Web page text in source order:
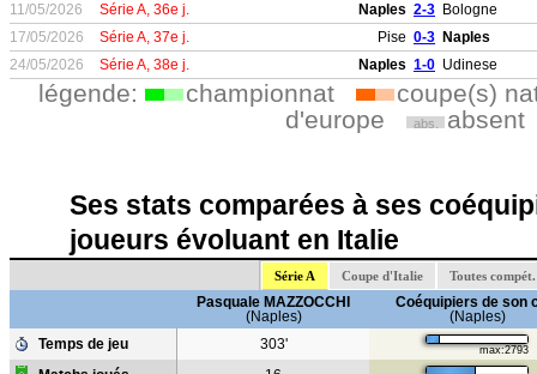
11/05/2026
Série A, 36e j. Naples 2-3 Bologne
17/05/2026
Série A, 37e j. Pise 0-3 Naples
24/05/2026
Série A, 38e j. Naples 1-0 Udinese
légende: championnat
coupe(s)
d'europe
abs. absent
Ses stats comparées à ses
joueurs évoluant en Italie
Série A Coupe d'Italie Toutes compét.
Pasquale MAZZOCCHI
(Naples)
Coéquipiers de son
(Naples)
Temps de jeu
303' max:2793